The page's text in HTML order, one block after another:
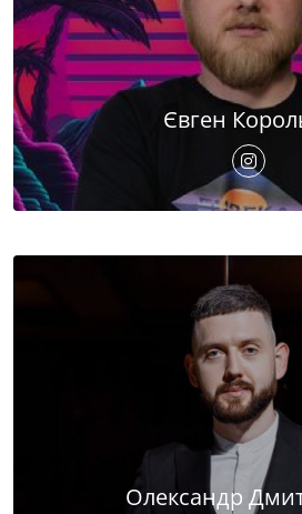
Євген
Олександр